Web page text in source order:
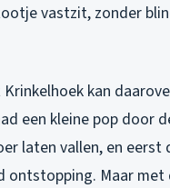
vastzit, zonder
kan
een kleine pop door
laten vallen, en eerst
ontstopping. Maar met